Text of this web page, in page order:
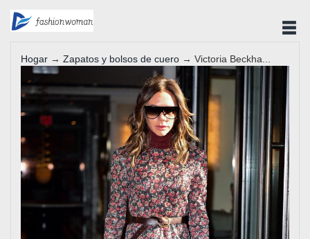
Hogar → Zapatos y bolsos de cuero → Victoria Beckha...